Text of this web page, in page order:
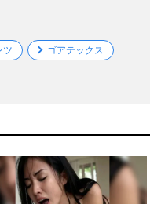
ツ ゴアテックス